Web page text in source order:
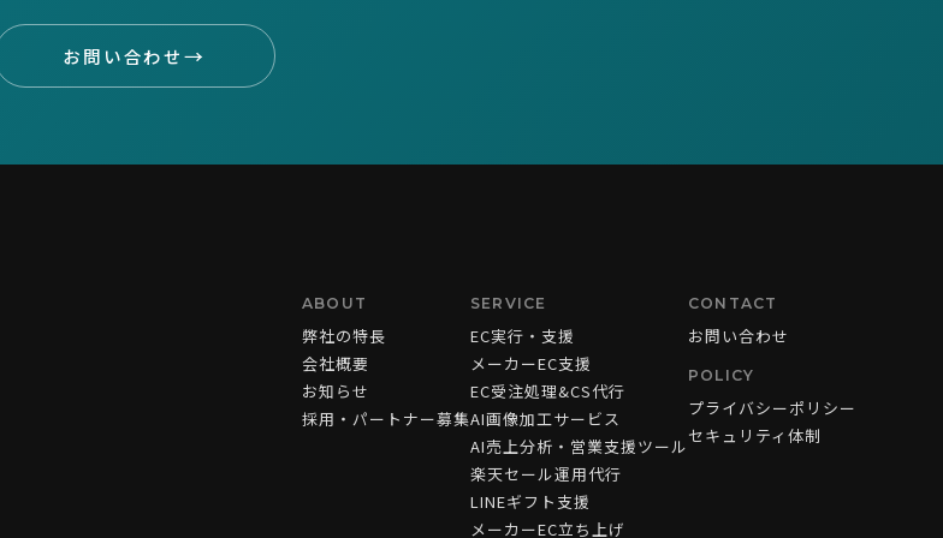
お問い合わせ→
ABOUT
弊社の特長
会社概要
お知らせ
採用・パートナー募集
SERVICE
EC実行・支援
メーカーEC支援
EC受注処理&CS代行
AI画像加工サービス
AI売上分析・営業支援ツール
楽天セール運用代行
LINEギフト支援
メーカーEC立ち上げ
CONTACT
お問い合わせ
POLICY
プライバシーポリシー
セキュリティ体制